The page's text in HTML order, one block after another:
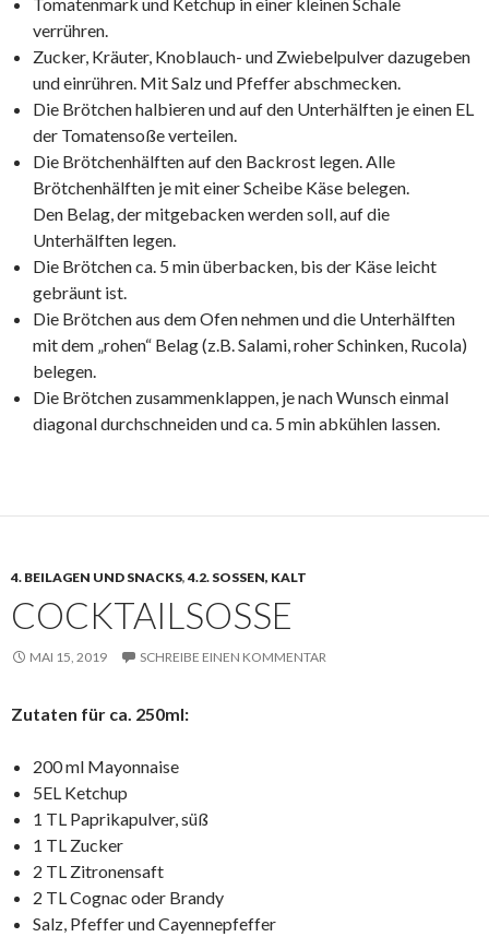
verrühren.
Zucker, Kräuter, Knoblauch- und Zwiebelpulver dazugeben
und einrühren. Mit Salz und Pfeffer abschmecken.
Die Brötchen halbieren und auf den Unterhälften je einen EL
der Tomatensoße verteilen.
Die Brötchenhälften auf den Backrost legen. Alle
Brötchenhälften je mit einer Scheibe Käse belegen.
Den Belag, der mitgebacken werden soll, auf die
Unterhälften legen.
Die Brötchen ca. 5 min überbacken, bis der Käse leicht
gebräunt ist.
Die Brötchen aus dem Ofen nehmen und die Unterhälften
mit dem „rohen“ Belag (z.B. Salami, roher Schinken, Rucola)
belegen.
Die Brötchen zusammenklappen, je nach Wunsch einmal
diagonal durchschneiden und ca. 5 min abkühlen lassen.
4. BEILAGEN UND SNACKS, 4.2. SOSSEN, KALT
COCKTAILSOSSE
MAI 15, 2019 SCHREIBE EINEN KOMMENTAR
Zutaten für ca. 250ml:
200 ml Mayonnaise
5EL Ketchup
1 TL Paprikapulver, süß
1 TL Zucker
2 TL Zitronensaft
2 TL Cognac oder Brandy
Salz, Pfeffer und Cayennepfeffer